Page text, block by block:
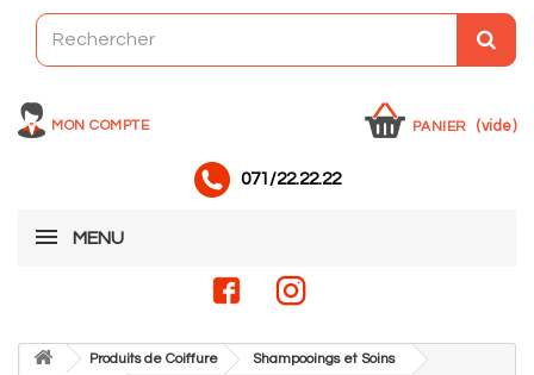
MON COMPTE PANIER (vide)
071/22.22.22
MENU
Produits de Coiffure
Shampooings et Soins